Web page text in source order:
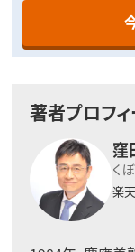
著者プロフ
窪
く
楽